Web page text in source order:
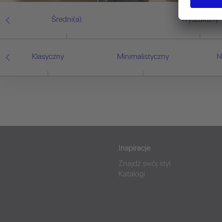
Średni(a) Wyszukany
Klasyczny Minimalistyczny
Inspiracje
Znajdź swój styl
Katalogi